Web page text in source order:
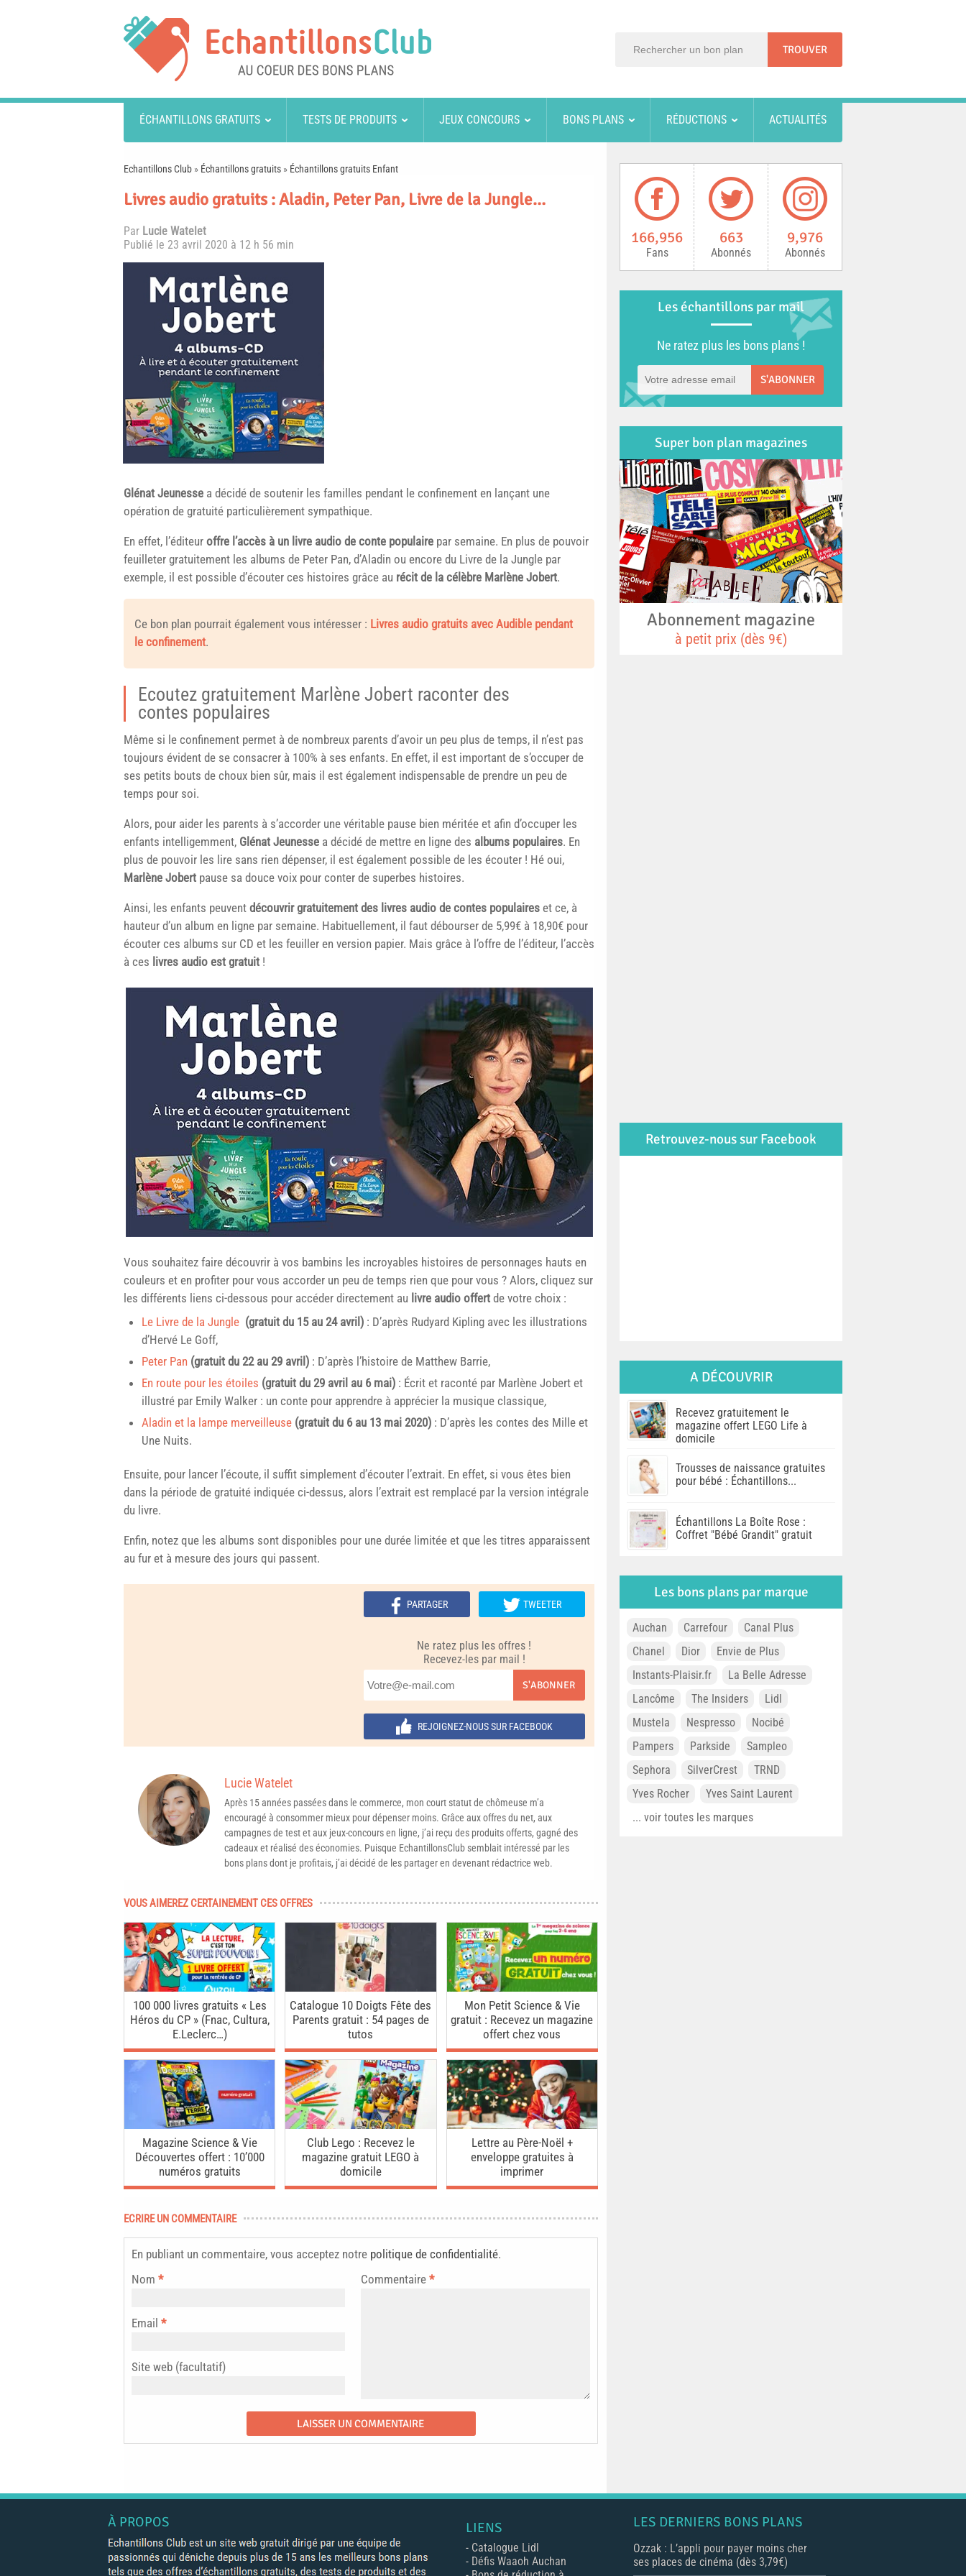
ÉCHANTILLONS GRATUITS TESTS DE PRODUITS JEUX CONCOURS BONS PLANS RÉDUCTIONS ACTUALITÉS
Echantillons Club » Échantillons gratuits » Échantillons gratuits Enfant
Livres audio gratuits : Aladin, Peter Pan, Livre de la Jungle…
Par Lucie Watelet
Publié le 23 avril 2020 à 12 h 56 min
Glénat Jeunesse a décidé de soutenir les familles pendant le confinement en lançant une
opération de gratuité particulièrement sympathique.
En effet, l’éditeur offre l’accès à un livre audio de conte populaire par semaine. En plus de pouvoir
feuilleter gratuitement les albums de Peter Pan, d’Aladin ou encore du Livre de la Jungle par
exemple, il est possible d’écouter ces histoires grâce au récit de la célèbre Marlène Jobert.
Ce bon plan pourrait également vous intéresser : Livres audio gratuits avec Audible pendant
le confinement.
Ecoutez gratuitement Marlène Jobert raconter des
contes populaires
Même si le confinement permet à de nombreux parents d’avoir un peu plus de temps, il n’est pas
toujours évident de se consacrer à 100% à ses enfants. En effet, il est important de s’occuper de
ses petits bouts de choux bien sûr, mais il est également indispensable de prendre un peu de
temps pour soi.
Alors, pour aider les parents à s’accorder une véritable pause bien méritée et afin d’occuper les
enfants intelligemment, Glénat Jeunesse a décidé de mettre en ligne des albums populaires. En
plus de pouvoir les lire sans rien dépenser, il est également possible de les écouter ! Hé oui,
Marlène Jobert pause sa douce voix pour conter de superbes histoires.
Ainsi, les enfants peuvent découvrir gratuitement des livres audio de contes populaires et ce, à
hauteur d’un album en ligne par semaine. Habituellement, il faut débourser de 5,99€ à 18,90€ pour
écouter ces albums sur CD et les feuiller en version papier. Mais grâce à l’offre de l’éditeur, l’accès
à ces livres audio est gratuit !
Vous souhaitez faire découvrir à vos bambins les incroyables histoires de personnages hauts en
couleurs et en profiter pour vous accorder un peu de temps rien que pour vous ? Alors, cliquez sur
les différents liens ci-dessous pour accéder directement au livre audio offert de votre choix :
Le Livre de la Jungle (gratuit du 15 au 24 avril) : D’après Rudyard Kipling avec les illustrations
d’Hervé Le Goff,
Peter Pan (gratuit du 22 au 29 avril) : D’après l’histoire de Matthew Barrie,
En route pour les étoiles (gratuit du 29 avril au 6 mai) : Écrit et raconté par Marlène Jobert et
illustré par Emily Walker : un conte pour apprendre à apprécier la musique classique,
Aladin et la lampe merveilleuse (gratuit du 6 au 13 mai 2020) : D’après les contes des Mille et
Une Nuits.
Ensuite, pour lancer l’écoute, il suffit simplement d’écouter l’extrait. En effet, si vous êtes bien
dans la période de gratuité indiquée ci-dessus, alors l’extrait est remplacé par la version intégrale
du livre.
Enfin, notez que les albums sont disponibles pour une durée limitée et que les titres apparaissent
au fur et à mesure des jours qui passent.
PARTAGER TWEETER
Ne ratez plus les offres !
Recevez-les par mail !
S'ABONNER
REJOIGNEZ-NOUS SUR FACEBOOK
Lucie Watelet
Après 15 années passées dans le commerce, mon court statut de chômeuse m’a
encouragé à consommer mieux pour dépenser moins. Grâce aux offres du net, aux
campagnes de test et aux jeux-concours en ligne, j’ai reçu des produits offerts, gagné des
cadeaux et réalisé des économies. Puisque EchantillonsClub semblait intéressé par les
bons plans dont je profitais, j’ai décidé de les partager en devenant rédactrice web.
VOUS AIMEREZ CERTAINEMENT CES OFFRES
100 000 livres gratuits « Les
Héros du CP » (Fnac, Cultura,
E.Leclerc…)
Catalogue 10 Doigts Fête des
Parents gratuit : 54 pages de
tutos
Mon Petit Science & Vie
gratuit : Recevez un magazine
offert chez vous
Magazine Science & Vie
Découvertes offert : 10’000
numéros gratuits
Club Lego : Recevez le
magazine gratuit LEGO à
domicile
Lettre au Père-Noël +
enveloppe gratuites à
imprimer
ECRIRE UN COMMENTAIRE
En publiant un commentaire, vous acceptez notre politique de confidentialité.
Commentaire *
Nom *
Email *
Site web (facultatif)
166,956
Fans
663
Abonnés
9,976
Abonnés
Les échantillons par mail
Ne ratez plus les bons plans !
S'ABONNER
Super bon plan magazines
Abonnement magazine
à petit prix (dès 9€)
Retrouvez-nous sur Facebook
A DÉCOUVRIR
Recevez gratuitement le
magazine offert LEGO Life à
domicile
Trousses de naissance gratuites
pour bébé : Échantillons...
Échantillons La Boîte Rose :
Coffret "Bébé Grandit" gratuit
Les bons plans par marque
Auchan Carrefour
Canal Plus
Chanel
Dior
Envie de Plus
Instants-Plaisir.fr
La Belle Adresse
Lancôme
The Insiders
Lidl
Mustela
Nespresso
Nocibé
Pampers
Parkside
Sampleo
Sephora
SilverCrest
TRND
Yves Rocher
Yves Saint Laurent
... voir toutes les marques
À PROPOS LIENS
- Catalogue Lidl
- Défis Waaoh Auchan
LES DERNIERS BONS PLANS
Ozzak : L’appli pour payer moins cher
ses places de cinéma (dès 3,79€)